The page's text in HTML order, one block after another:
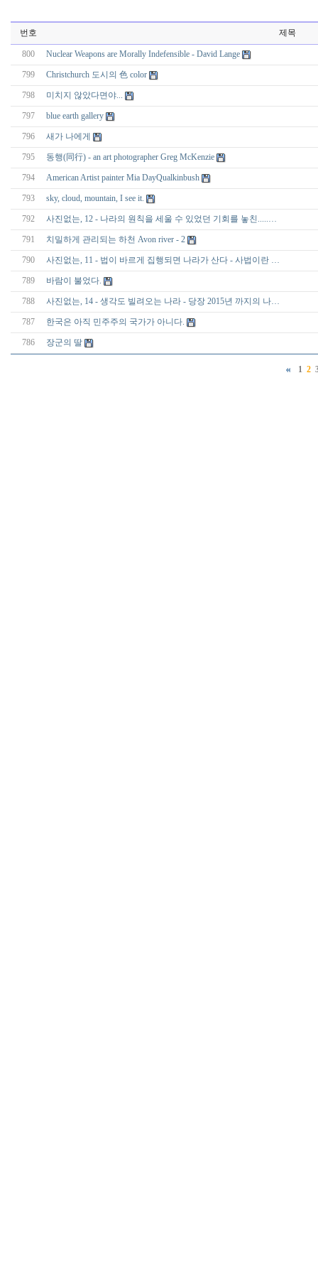
번호 제목
800 Nuclear Weapons are Morally Indefensible - David Lange
799 Christchurch 도시의 色 color
798 미치지 않았다면야...
797 blue earth gallery
796 새가 나에게
795 동행(同行) - an art photographer Greg McKenzie
794 American Artist painter Mia DayQualkinbush
793 sky, cloud, mountain, I see it.
792 사진없는, 12 - 나라의 원칙을 세울 수 있었던 기회를 놓친.....…
791 치밀하게 관리되는 하천 Avon river - 2
790 사진없는, 11 - 법이 바르게 집행되면 나라가 산다 - 사법이란 …
789 바람이 불었다.
788 사진없는, 14 - 생각도 빌려오는 나라 - 당장 2015년 까지의 나…
787 한국은 아직 민주주의 국가가 아니다.
786 장군의 딸
1 2